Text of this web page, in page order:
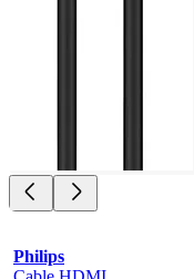
Philips